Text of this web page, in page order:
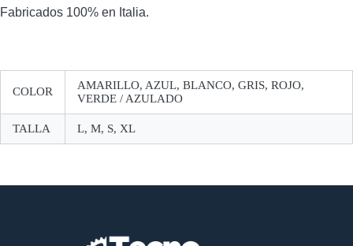
Fabricados 100% en Italia.
COLOR
AMARILLO, AZUL, BLANCO, GRIS, ROJO,
VERDE / AZULADO
TALLA L, M, S, XL